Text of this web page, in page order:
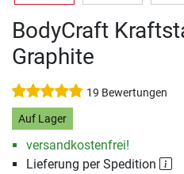
BodyCraft
Graphite
19 Bewertungen
Auf Lager
versandkostenfrei!
Lieferung per Spedition